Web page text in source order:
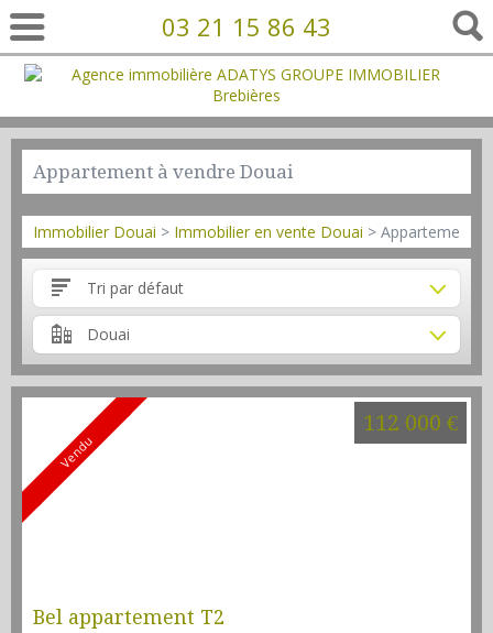
03 21 15 86 43
Appartement à vendre Douai
Immobilier Douai > Immobilier en vente Douai > Appartement
Tri par défaut
Douai
Vendu
Bel appartement T2
112 000 €